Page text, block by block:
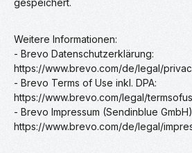
gespeichert.
Weitere Informationen:
- Brevo Datenschutzerklärung:
https://www.brevo.com/de/legal/
- Brevo Terms of Use inkl. DPA:
https://www.brevo.com/legal/
- Brevo Impressum (Sendinblue
https://www.brevo.com/de/legal/